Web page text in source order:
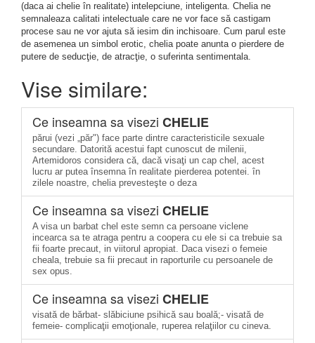
(daca ai chelie în realitate) intelepciune, inteligenta. Chelia ne
semnaleaza calitati intelectuale care ne vor face să castigam
procese sau ne vor ajuta să iesim din inchisoare. Cum parul este
de asemenea un simbol erotic, chelia poate anunta o pierdere de
putere de seducţie, de atracţie, o suferinta sentimentala.
Vise similare:
Ce inseamna sa visezi CHELIE
părui (vezi „păr") face parte dintre caracteristicile sexuale
secundare. Datorită acestui fapt cunoscut de milenii,
Artemidoros considera că, dacă visaţi un cap chel, acest
lucru ar putea însemna în realitate pierderea potentei. în
zilele noastre, chelia prevesteşte o deza
Ce inseamna sa visezi CHELIE
A visa un barbat chel este semn ca persoane viclene
incearca sa te atraga pentru a coopera cu ele si ca trebuie sa
fii foarte precaut, in viitorul apropiat. Daca visezi o femeie
cheala, trebuie sa fii precaut in raporturile cu persoanele de
sex opus.
Ce inseamna sa visezi CHELIE
visată de bărbat- slăbiciune psihică sau boală;- visată de
femeie- complicaţii emoţionale, ruperea relaţiilor cu cineva.